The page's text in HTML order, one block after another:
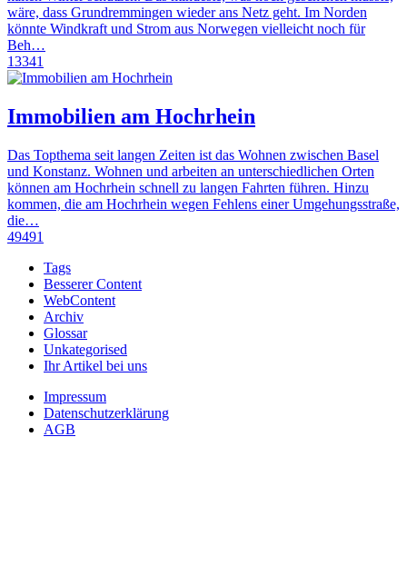
wäre, dass Grundremmingen wieder ans Netz geht. Im Norden
könnte Windkraft und Strom aus Norwegen vielleicht noch für
Beh…
13341
Immobilien am Hochrhein
Das Topthema seit langen Zeiten ist das Wohnen zwischen Basel
und Konstanz. Wohnen und arbeiten an unterschiedlichen Orten
können am Hochrhein schnell zu langen Fahrten führen. Hinzu
kommen, die am Hochrhein wegen Fehlens einer Umgehungsstraße,
die…
49491
Tags
Besserer Content
WebContent
Archiv
Glossar
Unkategorised
Ihr Artikel bei uns
Impressum
Datenschutzerklärung
AGB